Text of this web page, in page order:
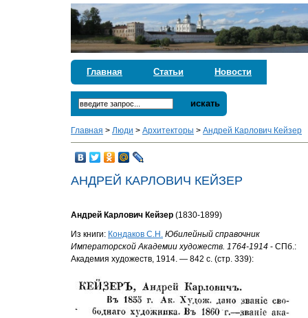
Главная Статьи Новости
искать
Главная >Люди >Архитекторы >Андрей Карлович Кейзер
АНДРЕЙ КАРЛОВИЧ КЕЙЗЕР
Андрей Карлович Кейзер(1830-1899)
Из книги: Кондаков С.Н. Юбилейный справочник
Императорской Академии художеств. 1764-1914- СПб.:
Академия художеств, 1914. — 842 с. (стр. 339):